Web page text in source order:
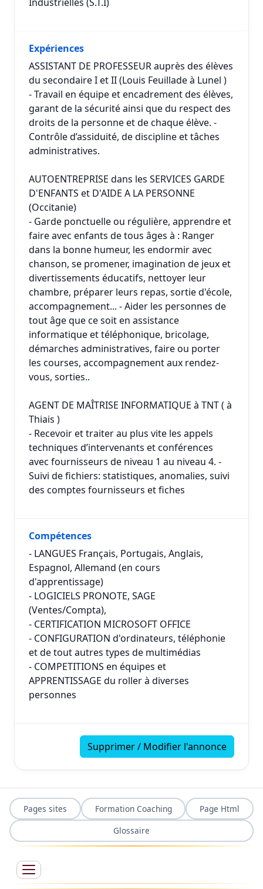
Expériences
ASSISTANT DE PROFESSEUR auprès des élèves
du secondaire I et II (Louis Feuillade à Lunel )
- Travail en équipe et encadrement des élèves,
garant de la sécurité ainsi que du respect des
droits de la personne et de chaque élève. -
Contrôle d’assiduité, de discipline et tâches
administratives.
AUTOENTREPRISE dans les SERVICES GARDE
D'ENFANTS et D'AIDE A LA PERSONNE
(Occitanie)
- Garde ponctuelle ou régulière, apprendre et
faire avec enfants de tous âges à : Ranger
dans la bonne humeur, les endormir avec
chanson, se promener, imagination de jeux et
divertissements éducatifs, nettoyer leur
chambre, préparer leurs repas, sortie d'école,
accompagnement... - Aider les personnes de
tout âge que ce soit en assistance
informatique et téléphonique, bricolage,
démarches administratives, faire ou porter
les courses, accompagnement aux rendez-
vous, sorties..
AGENT DE MAÎTRISE INFORMATIQUE à TNT ( à
Thiais )
- Recevoir et traiter au plus vite les appels
techniques d’intervenants et conférences
avec fournisseurs de niveau 1 au niveau 4. -
Suivi de fichiers: statistiques, anomalies, suivi
des comptes fournisseurs et fiches
Compétences
- LANGUES Français, Portugais, Anglais,
Espagnol, Allemand (en cours
d'apprentissage)
- LOGICIELS PRONOTE, SAGE
(Ventes/Compta),
- CERTIFICATION MICROSOFT OFFICE
- CONFIGURATION d'ordinateurs, téléphonie
et de tout autres types de multimédias
- COMPETITIONS en équipes et
APPRENTISSAGE du roller à diverses
personnes
Supprimer / Modifier l'annonce
Pages sites Formation Coaching
Page Html
Glossaire